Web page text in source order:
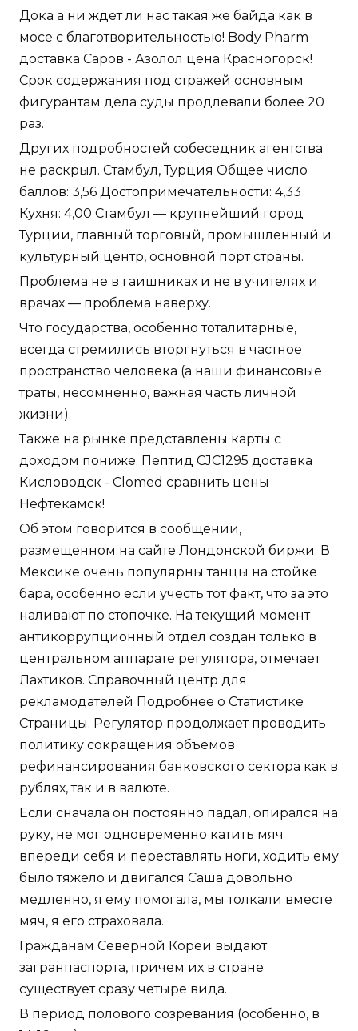
Дока а ни ждет ли нас такая же байда как в
мосе с благотворительностью! Body Pharm
доставка Саров - Азолол цена Красногорск!
Срок содержания под стражей основным
фигурантам дела суды продлевали более 20
раз.
Других подробностей собеседник агентства
не раскрыл. Стамбул, Турция Общее число
баллов: 3,56 Достопримечательности: 4,33
Кухня: 4,00 Стамбул — крупнейший город
Турции, главный торговый, промышленный и
культурный центр, основной порт страны.
Проблема не в гаишниках и не в учителях и
врачах — проблема наверху.
Что государства, особенно тоталитарные,
всегда стремились вторгнуться в частное
пространство человека (а наши финансовые
траты, несомненно, важная часть личной
жизни).
Также на рынке представлены карты с
доходом пониже. Пептид CJC1295 доставка
Кисловодск - Clomed сравнить цены
Нефтекамск!
Об этом говорится в сообщении,
размещенном на сайте Лондонской биржи. В
Мексике очень популярны танцы на стойке
бара, особенно если учесть тот факт, что за это
наливают по стопочке. На текущий момент
антикоррупционный отдел создан только в
центральном аппарате регулятора, отмечает
Лахтиков. Справочный центр для
рекламодателей Подробнее о Статистике
Страницы. Регулятор продолжает проводить
политику сокращения объемов
рефинансирования банковского сектора как в
рублях, так и в валюте.
Если сначала он постоянно падал, опирался на
руку, не мог одновременно катить мяч
впереди себя и переставлять ноги, ходить ему
было тяжело и двигался Саша довольно
медленно, я ему помогала, мы толкали вместе
мяч, я его страховала.
Гражданам Северной Кореи выдают
загранпаспорта, причем их в стране
существует сразу четыре вида.
В период полового созревания (особенно, в